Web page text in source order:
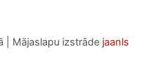
| Mājaslapu izstrāde jaanls